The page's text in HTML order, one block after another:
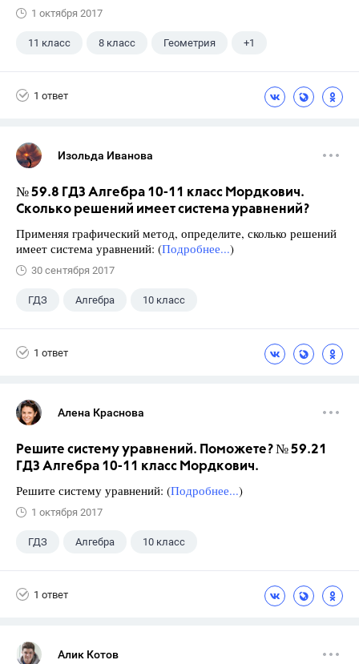
1 октября 2017
11 класс 8 класс Геометрия +1
1 ответ
Изольда Иванова
№ 59.8 ГДЗ Алгебра 10-11 класс Мордкович.
Сколько решений имеет система уравнений?
Применяя графический метод, определите, сколько решений
имеет система уравнений: (Подробнее...)
30 сентября 2017
ГДЗ Алгебра 10 класс
1 ответ
Алена Краснова
Решите систему уравнений. Поможете? № 59.21
ГДЗ Алгебра 10-11 класс Мордкович.
Решите систему уравнений: (Подробнее...)
1 октября 2017
ГДЗ Алгебра 10 класс
1 ответ
Алик Котов